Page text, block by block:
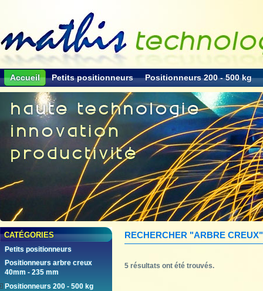
Accueil Petits positionneurs Positionneurs 200 - 500 kg
CATÉGORIES
Petits positionneurs
Positionneurs arbre creux
40mm - 235 mm
Positionneurs 200 - 500 kg
Accueil > Rechercher
RECHERCHER "ARBRE CREUX"
5 résultats ont été trouvés.